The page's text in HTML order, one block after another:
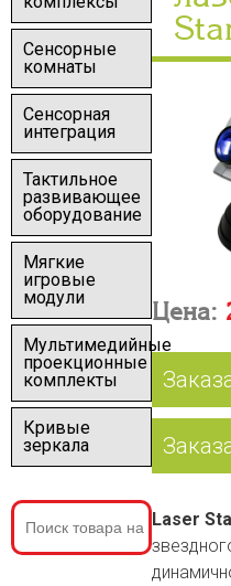
Сенсорные
комнаты
Сенсорная
интеграция
Тактильное
развивающее
оборудование
Мягкие
игровые
модули
Мультимедийные
проекционные
комплекты
Кривые
зеркала
Цена:
Laser